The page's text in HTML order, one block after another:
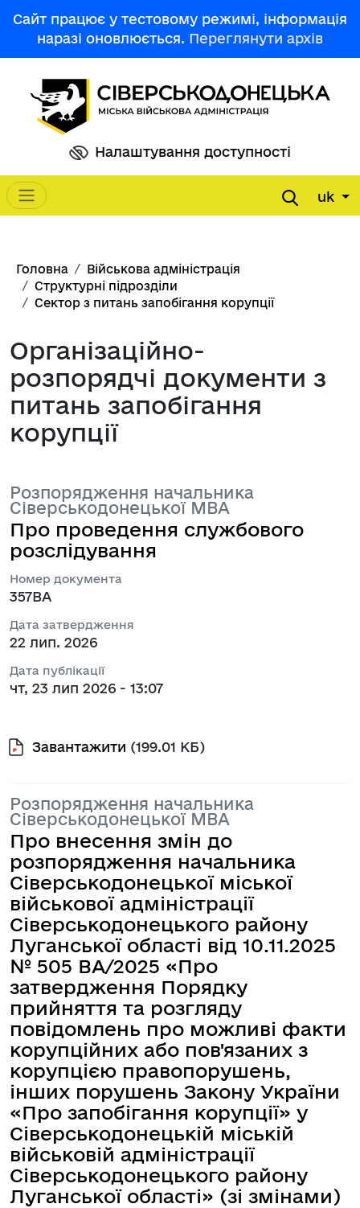
Сайт працює у тестовому режимі, інформація
наразі оновлюється. Переглянути архів
Налаштування доступності
Main navigation uk
Рядок навіґації
Головна
Військова адміністрація
Структурні підрозділи
Сектор з питань запобігання корупції
Організаційно-
розпорядчі документи з
питань запобігання
корупції
Розпорядження начальника
Сіверськодонецької МВА
Про проведення службового
розслідування
Номер документа
357ВА
Дата затвердження
22 лип. 2026
Дата публікації
чт, 23 лип 2026 - 13:07
Завантажити (199.01 КБ)
Розпорядження начальника
Сіверськодонецької МВА
Про внесення змін до
розпорядження начальника
Сіверськодонецької міської
військової адміністрації
Сіверськодонецького району
Луганської області від 10.11.2025
№ 505 BA/2025 «Про
затвердження Порядку
прийняття та розгляду
повідомлень про можливі факти
корупційних або пов'язаних з
корупцією правопорушень,
інших порушень Закону України
«Про запобігання корупції» у
Сіверськодонецькій міській
військовій адміністрації
Сіверськодонецького району
Луганської області» (зі змінами)